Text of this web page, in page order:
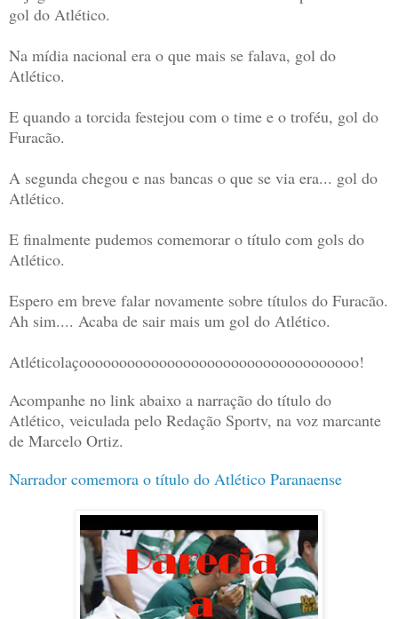
gol do Atlético.
Na mídia nacional era o que mais se falava, gol do
Atlético.
E quando a torcida festejou com o time e o troféu, gol do
Furacão.
A segunda chegou e nas bancas o que se via era... gol do
Atlético.
E finalmente pudemos comemorar o título com gols do
Atlético.
Espero em breve falar novamente sobre títulos do Furacão.
Ah sim.... Acaba de sair mais um gol do Atlético.
Atléticolaçooooooooooooooooooooooooooooooooooo!
Acompanhe no link abaixo a narração do título do
Atlético, veiculada pelo Redação Sportv, na voz marcante
de Marcelo Ortiz.
Narrador comemora o título do Atlético Paranaense